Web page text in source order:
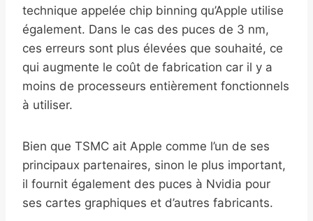
technique appelée chip binning qu’Apple utilise
également. Dans le cas des puces de 3 nm,
ces erreurs sont plus élevées que souhaité, ce
qui augmente le coût de fabrication car il y a
moins de processeurs entièrement fonctionnels
à utiliser.
Bien que TSMC ait Apple comme l’un de ses
principaux partenaires, sinon le plus important,
il fournit également des puces à Nvidia pour
ses cartes graphiques et d’autres fabricants.